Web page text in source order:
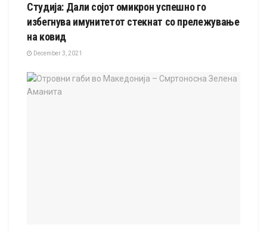
Студија: Дали сојот омикрон успешно го
избегнува имунитетот стекнат со прележување
на ковид
December 3, 2021